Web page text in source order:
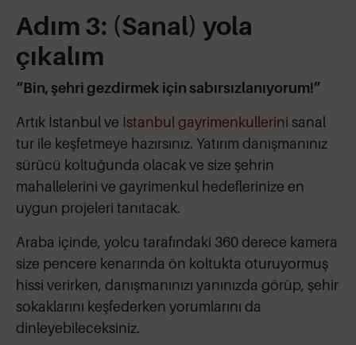
Adım 3: (Sanal) yola
çıkalım
“Bin, şehri gezdirmek için sabırsızlanıyorum!”
Artık İstanbul ve İstanbul gayrimenkullerini sanal
tur ile keşfetmeye hazırsınız. Yatırım danışmanınız
sürücü koltuğunda olacak ve size şehrin
mahallelerini ve gayrimenkul hedeflerinize en
uygun projeleri tanıtacak.
Araba içinde, yolcu tarafındaki 360 derece kamera
size pencere kenarında ön koltukta oturuyormuş
hissi verirken, danışmanınızı yanınızda görüp, şehir
sokaklarını keşfederken yorumlarını da
dinleyebileceksiniz.